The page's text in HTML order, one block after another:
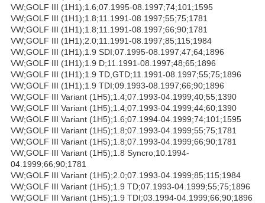
VW;GOLF III (1H1);1.6;07.1995-08.1997;74;101;1595
VW;GOLF III (1H1);1.8;11.1991-08.1997;55;75;1781
VW;GOLF III (1H1);1.8;11.1991-08.1997;66;90;1781
VW;GOLF III (1H1);2.0;11.1991-08.1997;85;115;1984
VW;GOLF III (1H1);1.9 SDI;07.1995-08.1997;47;64;1896
VW;GOLF III (1H1);1.9 D;11.1991-08.1997;48;65;1896
VW;GOLF III (1H1);1.9 TD,GTD;11.1991-08.1997;55;75;1896
VW;GOLF III (1H1);1.9 TDI;09.1993-08.1997;66;90;1896
VW;GOLF III Variant (1H5);1.4;07.1993-04.1999;40;55;1390
VW;GOLF III Variant (1H5);1.4;07.1993-04.1999;44;60;1390
VW;GOLF III Variant (1H5);1.6;07.1994-04.1999;74;101;1595
VW;GOLF III Variant (1H5);1.8;07.1993-04.1999;55;75;1781
VW;GOLF III Variant (1H5);1.8;07.1993-04.1999;66;90;1781
VW;GOLF III Variant (1H5);1.8 Syncro;10.1994-
04.1999;66;90;1781
VW;GOLF III Variant (1H5);2.0;07.1993-04.1999;85;115;1984
VW;GOLF III Variant (1H5);1.9 TD;07.1993-04.1999;55;75;1896
VW;GOLF III Variant (1H5);1.9 TDI;03.1994-04.1999;66;90;1896